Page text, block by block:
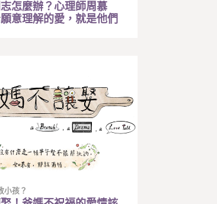
怎麼辦？心理師周慕
意理解的愛，就是他們
小孩？